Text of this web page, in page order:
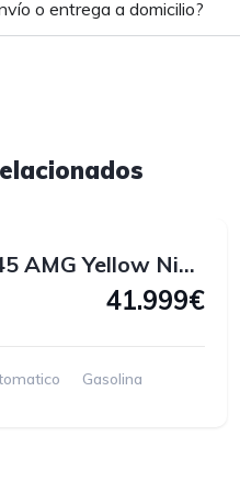
o entrega a domicilio?
Mercedes-Benz A 45 AMG Yellow Night Edition 4MATIC 381 CV
41.999€
Gasolina